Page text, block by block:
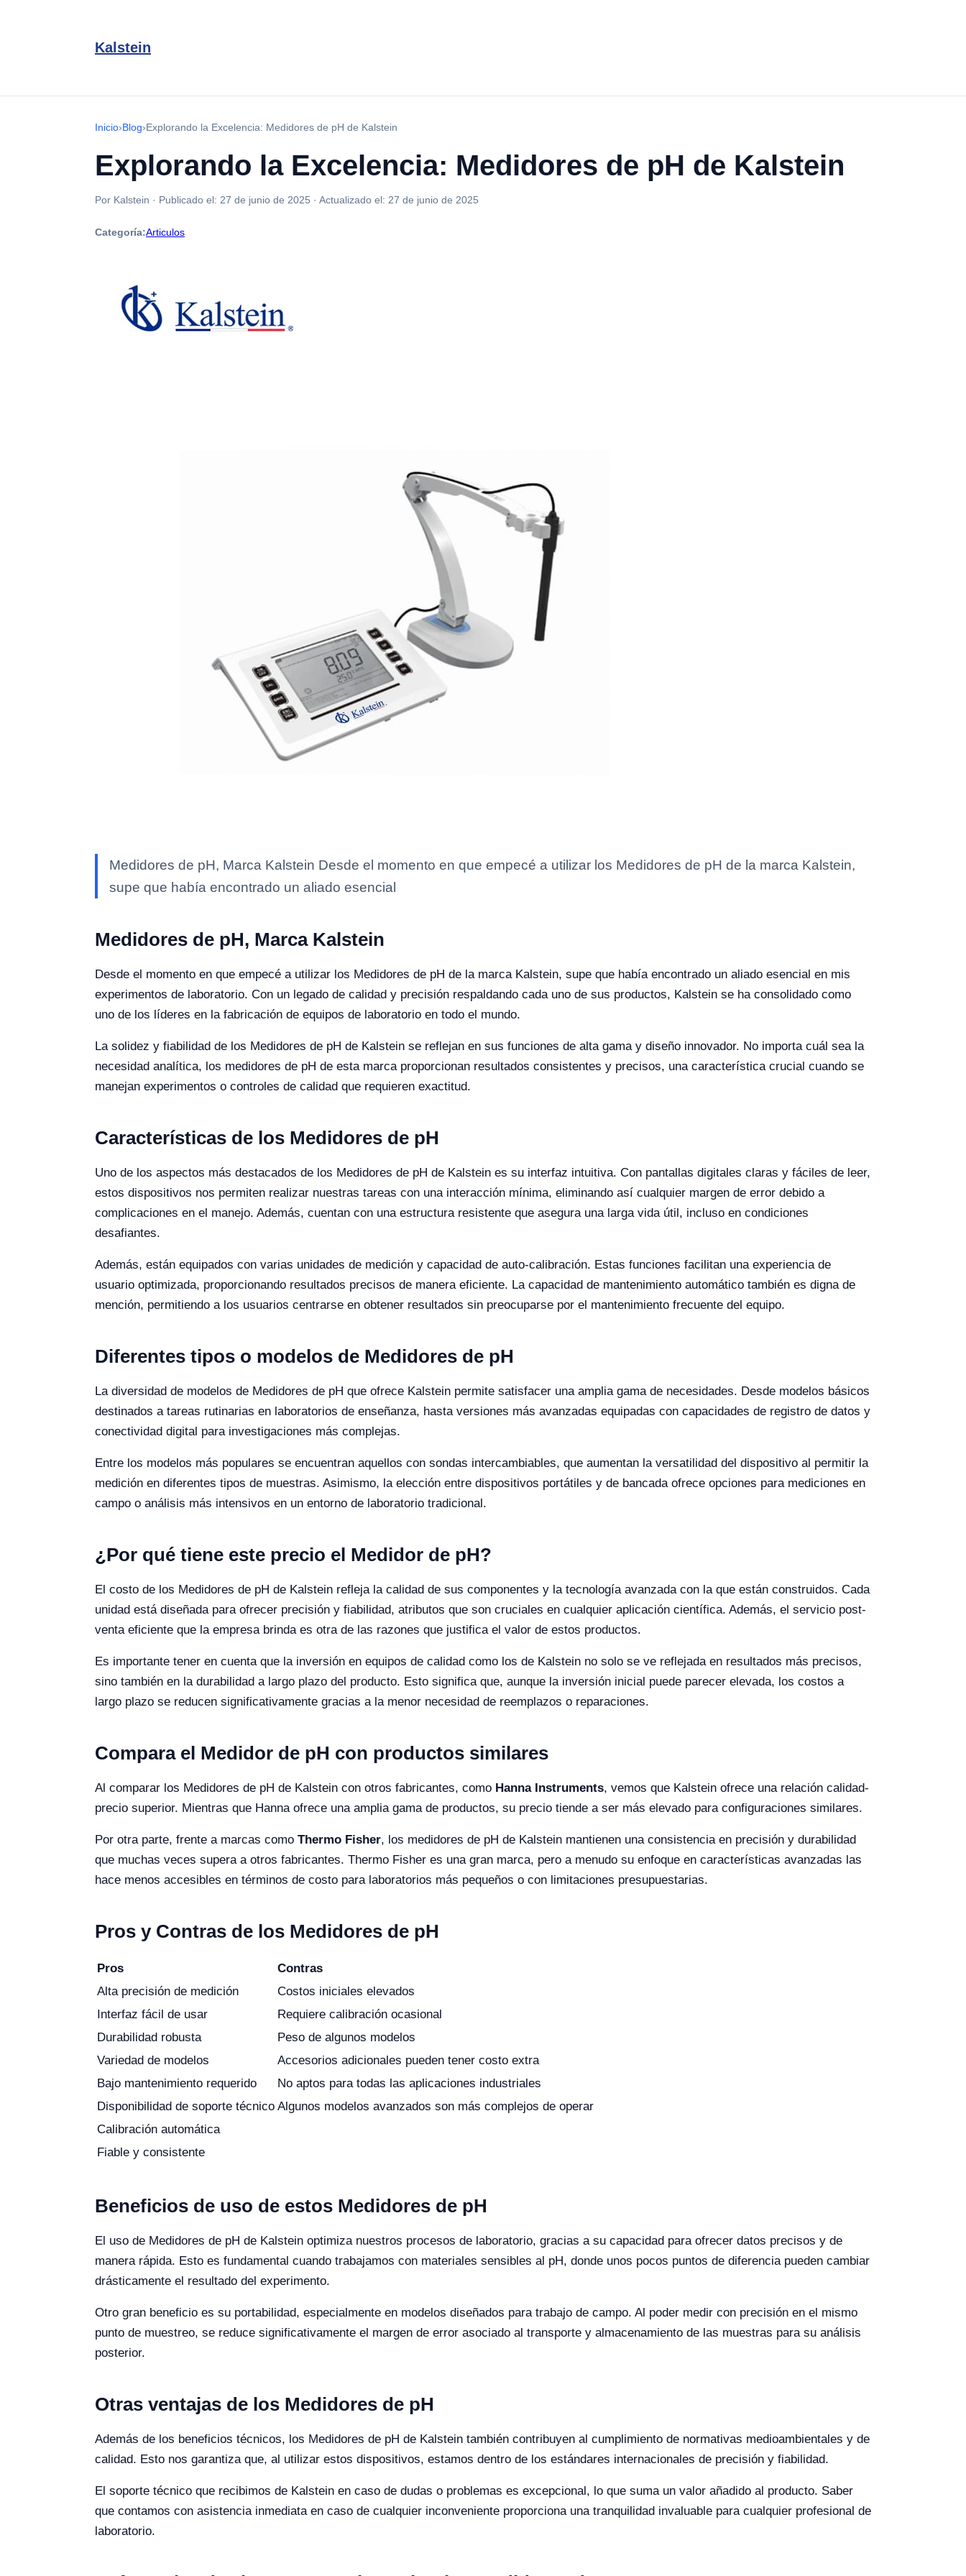
Kalstein
Inicio›Blog›Explorando la Excelencia: Medidores de pH de Kalstein
Explorando la Excelencia: Medidores de pH de Kalstein
Por Kalstein · Publicado el: 27 de junio de 2025 · Actualizado el: 27 de junio de 2025
Categoría:Articulos
Medidores de pH, Marca Kalstein Desde el momento en que empecé a utilizar los Medidores de pH de la marca Kalstein,
supe que había encontrado un aliado esencial
Medidores de pH, Marca Kalstein
Desde el momento en que empecé a utilizar los Medidores de pH de la marca Kalstein, supe que había encontrado un aliado esencial en mis
experimentos de laboratorio. Con un legado de calidad y precisión respaldando cada uno de sus productos, Kalstein se ha consolidado como
uno de los líderes en la fabricación de equipos de laboratorio en todo el mundo.
La solidez y fiabilidad de los Medidores de pH de Kalstein se reflejan en sus funciones de alta gama y diseño innovador. No importa cuál sea la
necesidad analítica, los medidores de pH de esta marca proporcionan resultados consistentes y precisos, una característica crucial cuando se
manejan experimentos o controles de calidad que requieren exactitud.
Características de los Medidores de pH
Uno de los aspectos más destacados de los Medidores de pH de Kalstein es su interfaz intuitiva. Con pantallas digitales claras y fáciles de leer,
estos dispositivos nos permiten realizar nuestras tareas con una interacción mínima, eliminando así cualquier margen de error debido a
complicaciones en el manejo. Además, cuentan con una estructura resistente que asegura una larga vida útil, incluso en condiciones
desafiantes.
Además, están equipados con varias unidades de medición y capacidad de auto-calibración. Estas funciones facilitan una experiencia de
usuario optimizada, proporcionando resultados precisos de manera eficiente. La capacidad de mantenimiento automático también es digna de
mención, permitiendo a los usuarios centrarse en obtener resultados sin preocuparse por el mantenimiento frecuente del equipo.
Diferentes tipos o modelos de Medidores de pH
La diversidad de modelos de Medidores de pH que ofrece Kalstein permite satisfacer una amplia gama de necesidades. Desde modelos básicos
destinados a tareas rutinarias en laboratorios de enseñanza, hasta versiones más avanzadas equipadas con capacidades de registro de datos y
conectividad digital para investigaciones más complejas.
Entre los modelos más populares se encuentran aquellos con sondas intercambiables, que aumentan la versatilidad del dispositivo al permitir la
medición en diferentes tipos de muestras. Asimismo, la elección entre dispositivos portátiles y de bancada ofrece opciones para mediciones en
campo o análisis más intensivos en un entorno de laboratorio tradicional.
¿Por qué tiene este precio el Medidor de pH?
El costo de los Medidores de pH de Kalstein refleja la calidad de sus componentes y la tecnología avanzada con la que están construidos. Cada
unidad está diseñada para ofrecer precisión y fiabilidad, atributos que son cruciales en cualquier aplicación científica. Además, el servicio post-
venta eficiente que la empresa brinda es otra de las razones que justifica el valor de estos productos.
Es importante tener en cuenta que la inversión en equipos de calidad como los de Kalstein no solo se ve reflejada en resultados más precisos,
sino también en la durabilidad a largo plazo del producto. Esto significa que, aunque la inversión inicial puede parecer elevada, los costos a
largo plazo se reducen significativamente gracias a la menor necesidad de reemplazos o reparaciones.
Compara el Medidor de pH con productos similares
Al comparar los Medidores de pH de Kalstein con otros fabricantes, como Hanna Instruments, vemos que Kalstein ofrece una relación calidad-
precio superior. Mientras que Hanna ofrece una amplia gama de productos, su precio tiende a ser más elevado para configuraciones similares.
Por otra parte, frente a marcas como Thermo Fisher, los medidores de pH de Kalstein mantienen una consistencia en precisión y durabilidad
que muchas veces supera a otros fabricantes. Thermo Fisher es una gran marca, pero a menudo su enfoque en características avanzadas las
hace menos accesibles en términos de costo para laboratorios más pequeños o con limitaciones presupuestarias.
Pros y Contras de los Medidores de pH
Pros
Contras
Alta precisión de medición
Costos iniciales elevados
Interfaz fácil de usar
Requiere calibración ocasional
Durabilidad robusta
Peso de algunos modelos
Variedad de modelos
Accesorios adicionales pueden tener costo extra
Bajo mantenimiento requerido
No aptos para todas las aplicaciones industriales
Disponibilidad de soporte técnico Algunos modelos avanzados son más complejos de operar
Calibración automática
Fiable y consistente
Beneficios de uso de estos Medidores de pH
El uso de Medidores de pH de Kalstein optimiza nuestros procesos de laboratorio, gracias a su capacidad para ofrecer datos precisos y de
manera rápida. Esto es fundamental cuando trabajamos con materiales sensibles al pH, donde unos pocos puntos de diferencia pueden cambiar
drásticamente el resultado del experimento.
Otro gran beneficio es su portabilidad, especialmente en modelos diseñados para trabajo de campo. Al poder medir con precisión en el mismo
punto de muestreo, se reduce significativamente el margen de error asociado al transporte y almacenamiento de las muestras para su análisis
posterior.
Otras ventajas de los Medidores de pH
Además de los beneficios técnicos, los Medidores de pH de Kalstein también contribuyen al cumplimiento de normativas medioambientales y de
calidad. Esto nos garantiza que, al utilizar estos dispositivos, estamos dentro de los estándares internacionales de precisión y fiabilidad.
El soporte técnico que recibimos de Kalstein en caso de dudas o problemas es excepcional, lo que suma un valor añadido al producto. Saber
que contamos con asistencia inmediata en caso de cualquier inconveniente proporciona una tranquilidad invaluable para cualquier profesional de
laboratorio.